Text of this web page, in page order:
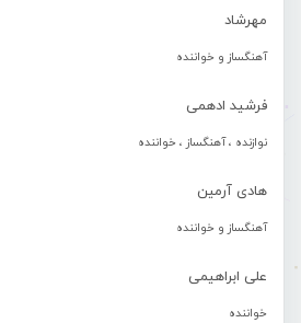
مهرشاد
آهنگساز و خواننده
فرشید ادهمی
نوازنده ، آهنگساز ، خواننده
هادی آرمین
آهنگساز و خواننده
علی ابراهیمی
خواننده